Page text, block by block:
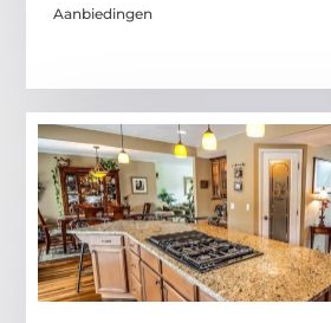
Aanbiedingen